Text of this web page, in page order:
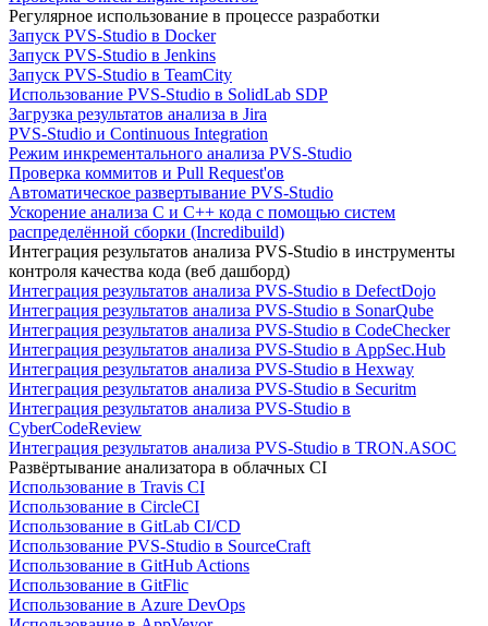
Регулярное использование в процессе разработки
Запуск PVS-Studio в Docker
Запуск PVS-Studio в Jenkins
Запуск PVS-Studio в TeamCity
Использование PVS-Studio в SolidLab SDP
Загрузка результатов анализа в Jira
PVS-Studio и Continuous Integration
Режим инкрементального анализа PVS-Studio
Проверка коммитов и Pull Request'ов
Автоматическое развертывание PVS-Studio
Ускорение анализа C и C++ кода с помощью систем
распределённой сборки (Incredibuild)
Интеграция результатов анализа PVS-Studio в инструменты
контроля качества кода (веб дашборд)
Интеграция результатов анализа PVS-Studio в DefectDojo
Интеграция результатов анализа PVS-Studio в SonarQube
Интеграция результатов анализа PVS-Studio в CodeChecker
Интеграция результатов анализа PVS-Studio в AppSec.Hub
Интеграция результатов анализа PVS-Studio в Hexway
Интеграция результатов анализа PVS-Studio в Securitm
Интеграция результатов анализа PVS-Studio в
CyberCodeReview
Интеграция результатов анализа PVS-Studio в TRON.ASOC
Развёртывание анализатора в облачных CI
Использование в Travis CI
Использование в CircleCI
Использование в GitLab CI/CD
Использование PVS-Studio в SourceCraft
Использование в GitHub Actions
Использование в GitFlic
Использование в Azure DevOps